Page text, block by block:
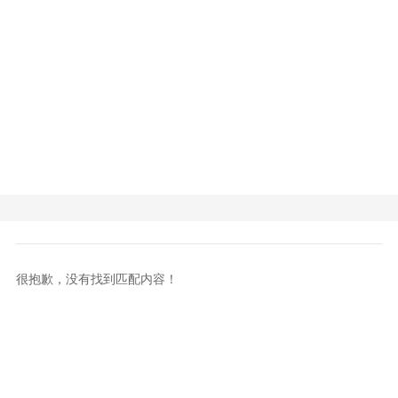
很抱歉，没有找到匹配内容！